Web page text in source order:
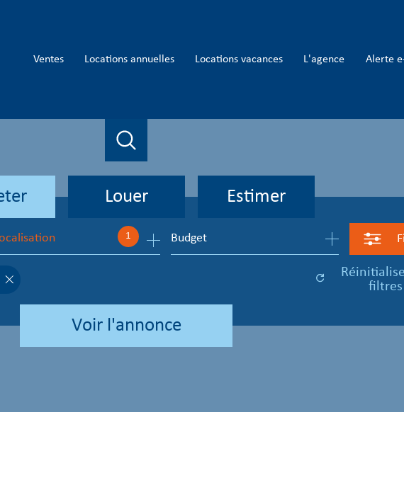
ventes locations annuelles locations vacances l'agence alerte
Louer
à l'année
Estimer
1 Budget
voir l'annonce
réinitialiser les
filtres